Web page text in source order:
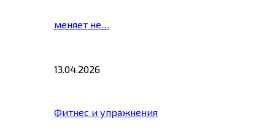
меняет не…
13.04.2026
Фитнес и упражнения